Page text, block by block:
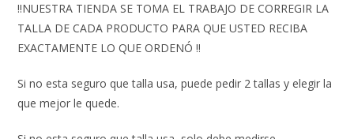
‼️NUESTRA TIENDA SE TOMA EL TRABAJO DE CORREGIR LA
TALLA DE CADA PRODUCTO PARA QUE USTED RECIBA
EXACTAMENTE LO QUE ORDENÓ ‼️
Si no esta seguro que talla usa, puede pedir 2 tallas y elegir la
que mejor le quede.